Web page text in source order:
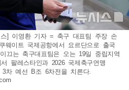
스] 이영환 기자 = 축구 대표팀 주장 손
웨이트 국제공항에서 요르단으로 출국
끄는 축구대표팀은 오는 19일 중립지역
팔레스타인과 2026 국제축구연맹
차 예선 B조 6차전을 치른다.